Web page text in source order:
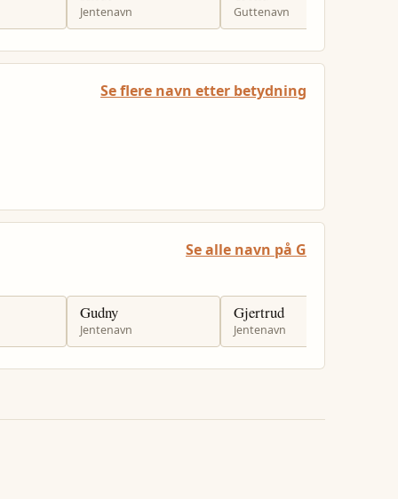
Jentenavn Guttenavn
Se flere navn etter betydning
Se alle navn på G
Gudny
Jentenavn
Gjertrud
Jentenavn